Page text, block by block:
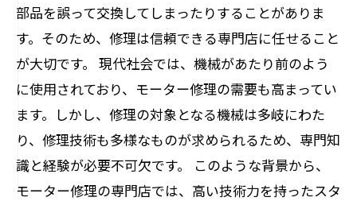
部品を誤って交換してしまったりすることがありま
す。そのため、修理は信頼できる専門店に任せること
が大切です。 現代社会では、機械があたり前のよう
に使用されており、モーター修理の需要も高まってい
ます。しかし、修理の対象となる機械は多岐にわた
り、修理技術も多様なものが求められるため、専門知
識と経験が必要不可欠です。 このような背景から、
モーター修理の専門店では、高い技術力を持ったスタ